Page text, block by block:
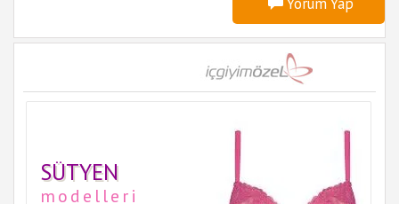
SÜTYEN
modelleri